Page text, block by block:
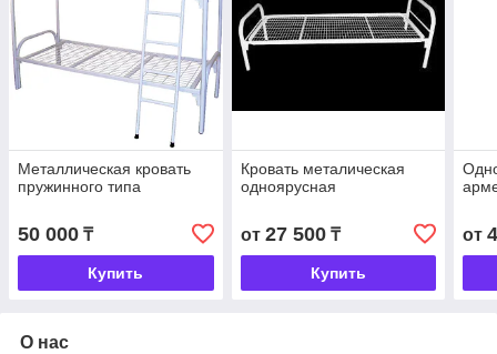
Металлическая кровать
пружинного типа
50 000 ₸
Купить
Кровать металическая
одноярусная
от 27 500₸
Купить
от
О нас